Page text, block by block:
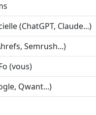
(ChatGPT, Claude...)
Semrush...)
(vous)
Qwant...)